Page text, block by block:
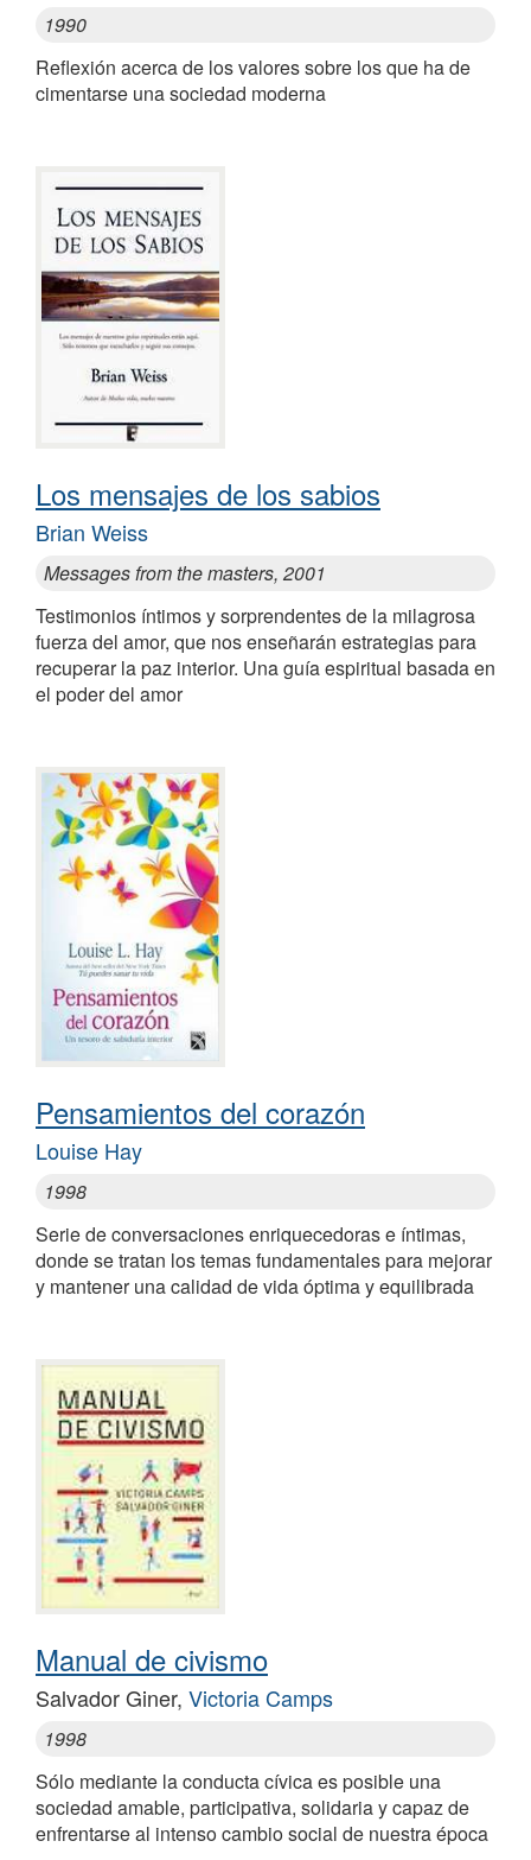
1990
Reflexión acerca de los valores sobre los que ha de
cimentarse una sociedad moderna
Los mensajes de los sabios
Brian Weiss
Messages from the masters, 2001
Testimonios íntimos y sorprendentes de la milagrosa
fuerza del amor, que nos enseñarán estrategias para
recuperar la paz interior. Una guía espiritual basada en
el poder del amor
Pensamientos del corazón
Louise Hay
1998
Serie de conversaciones enriquecedoras e íntimas,
donde se tratan los temas fundamentales para mejorar
y mantener una calidad de vida óptima y equilibrada
Manual de civismo
Salvador Giner, Victoria Camps
1998
Sólo mediante la conducta cívica es posible una
sociedad amable, participativa, solidaria y capaz de
enfrentarse al intenso cambio social de nuestra época